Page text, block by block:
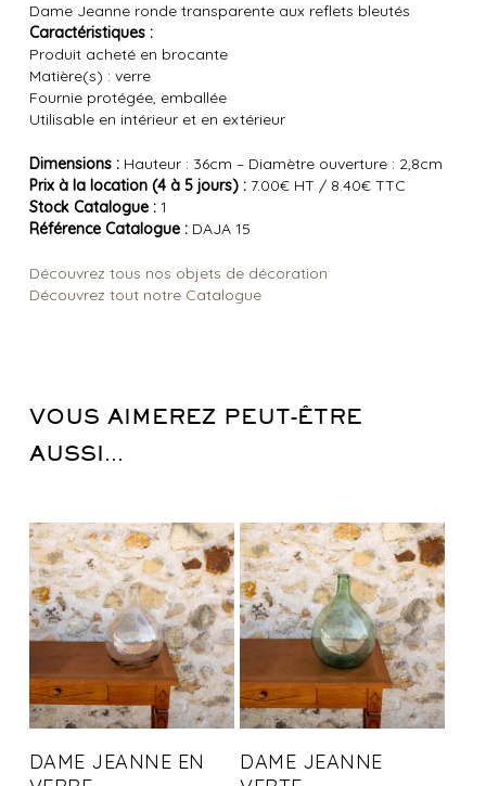
Dame Jeanne ronde transparente aux reflets bleutés
Caractéristiques :
Produit acheté en brocante
Matière(s) : verre
Fournie protégée, emballée
Utilisable en intérieur et en extérieur
Dimensions :Hauteur : 36cm – Diamètre ouverture : 2,8cm
Prix à la location (4 à 5 jours) :7.00€ HT / 8.40€ TTC
Stock Catalogue :1
Référence Catalogue :DAJA 15
Découvrez tous nos objets de décoration
Découvrez tout notre Catalogue
VOUS AIMEREZ PEUT-ÊTRE
AUSSI…
DAME JEANNE EN
DAME JEANNE